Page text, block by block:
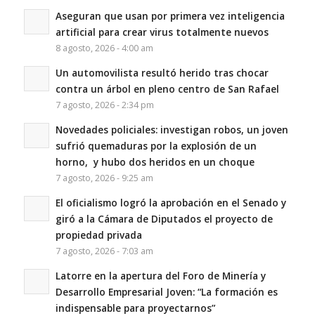
Aseguran que usan por primera vez inteligencia
artificial para crear virus totalmente nuevos
8 agosto, 2026 - 4:00 am
Un automovilista resultó herido tras chocar
contra un árbol en pleno centro de San Rafael
7 agosto, 2026 - 2:34 pm
Novedades policiales: investigan robos, un joven
sufrió quemaduras por la explosión de un
horno, y hubo dos heridos en un choque
7 agosto, 2026 - 9:25 am
El oficialismo logró la aprobación en el Senado y
giró a la Cámara de Diputados el proyecto de
propiedad privada
7 agosto, 2026 - 7:03 am
Latorre en la apertura del Foro de Minería y
Desarrollo Empresarial Joven: “La formación es
indispensable para proyectarnos”